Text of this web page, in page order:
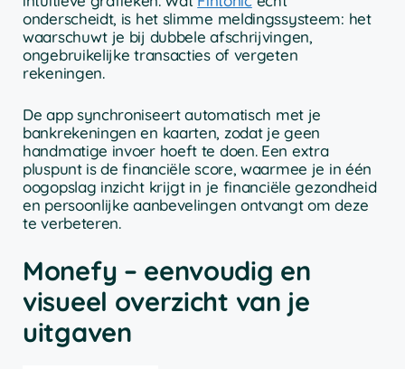
onderscheidt, is het slimme meldingssysteem: het
waarschuwt je bij dubbele afschrijvingen,
ongebruikelijke transacties of vergeten
rekeningen.
De app synchroniseert automatisch met je
bankrekeningen en kaarten, zodat je geen
handmatige invoer hoeft te doen. Een extra
pluspunt is de financiële score, waarmee je in één
oogopslag inzicht krijgt in je financiële gezondheid
en persoonlijke aanbevelingen ontvangt om deze
te verbeteren.
Monefy – eenvoudig en
visueel overzicht van je
uitgaven